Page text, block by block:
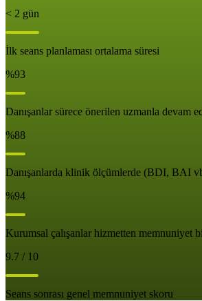
< 2 gün
İlk seans planlaması ortalama süresi
%93
Danışanlar sürece önerilen uzmanla devam
%88
Danışanlarda klinik ölçümlerde (BDI, BAI
%94
Kurumsal çalışanlar hizmetten memnuniyet
9.7 / 10
Seans sonrası genel memnuniyet skoru